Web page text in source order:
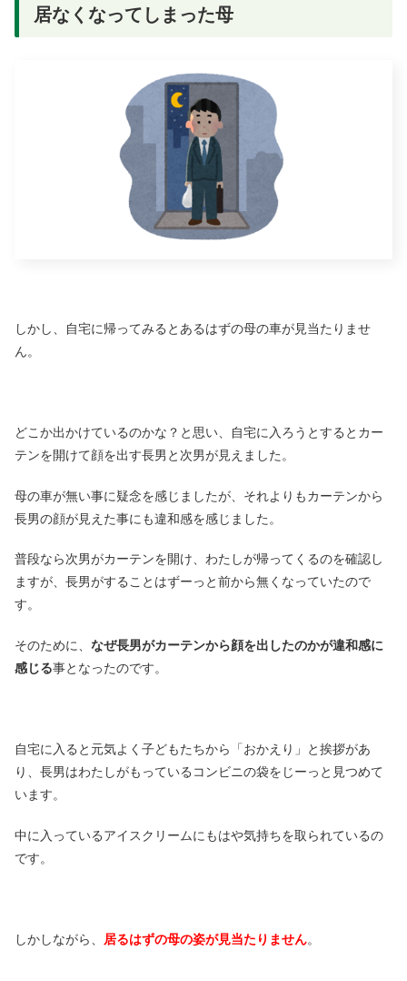
居なくなってしまった母
しかし、自宅に帰ってみるとあるはずの母の車が見当たりませ
ん。
どこか出かけているのかな？と思い、自宅に入ろうとするとカー
テンを開けて顔を出す長男と次男が見えました。
母の車が無い事に疑念を感じましたが、それよりもカーテンから
長男の顔が見えた事にも違和感を感じました。
普段なら次男がカーテンを開け、わたしが帰ってくるのを確認し
ますが、長男がすることはずーっと前から無くなっていたので
す。
そのために、 なぜ長男がカーテンから顔を出したのかが違和感に
感じる事となったのです。
自宅に入ると元気よく子どもたちから「おかえり」と挨拶があ
り、長男はわたしがもっているコンビニの袋をじーっと見つめて
います。
中に入っているアイスクリームにもはや気持ちを取られているの
です。
しかしながら、 居るはずの母の姿が見当たりません。